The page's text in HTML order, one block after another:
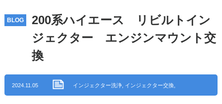
200系ハイエース リビルトイン
ジェクター エンジンマウント交
換
BLOG
2024.11.05 インジェクター洗浄, インジェクター交換,